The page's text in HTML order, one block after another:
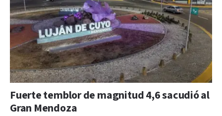
Fuerte temblor de magnitud 4,6 sacudió al
Gran Mendoza